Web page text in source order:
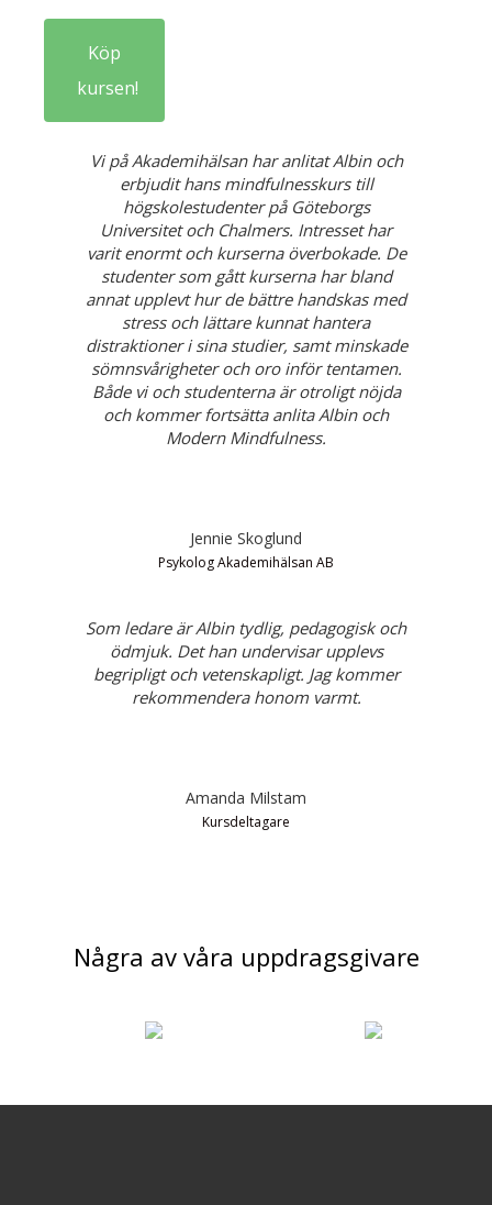
Köp
kursen!
Vi på Akademihälsan har anlitat Albin och
erbjudit hans mindfulnesskurs till
högskolestudenter på Göteborgs
Universitet och Chalmers. Intresset har
varit enormt och kurserna överbokade. De
studenter som gått kurserna har bland
annat upplevt hur de bättre handskas med
stress och lättare kunnat hantera
distraktioner i sina studier, samt minskade
sömnsvårigheter och oro inför tentamen.
Både vi och studenterna är otroligt nöjda
och kommer fortsätta anlita Albin och
Modern Mindfulness.
Jennie Skoglund
Psykolog Akademihälsan AB
Som ledare är Albin tydlig, pedagogisk och
ödmjuk. Det han undervisar upplevs
begripligt och vetenskapligt. Jag kommer
rekommendera honom varmt.
Amanda Milstam
Kursdeltagare
Några av våra uppdragsgivare